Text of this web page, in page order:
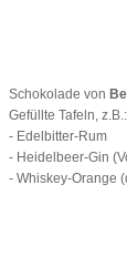
Schokolade von
Gefüllte Tafeln, z.B.:
- Edelbitter-Rum
- Heidelbeer-Gin
- Whiskey-Orange